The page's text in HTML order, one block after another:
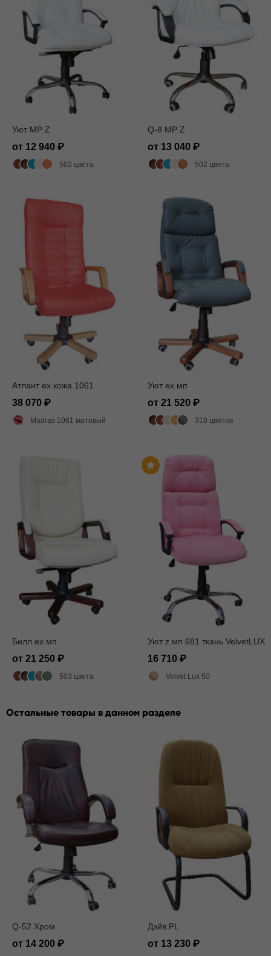
Уют MP Z
от 12 940
502 цвета
Q-8 MP Z
от 13 040
502 цвета
Атлант ex кожа 1061
38 070
Madras 1061 матовый
Уют ех мп
от 21 520
318 цветов
Билл ех мп
от 21 250
503 цвета
Уют z мп 681 ткань VelvetLUX
16 710
Velvet Lux 50
Остальные товары в данном разделе
Q-52 Хром
от 14 200
Дэйв PL
от 13 230